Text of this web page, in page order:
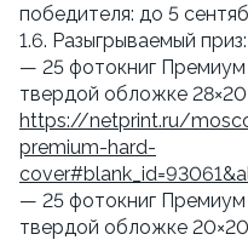
победителя: до 5
1.6. Разыгрываемый
— 25 фотокниг Премиум
твердой обложке
https://netprint.ru/
premium-hard-
— 25 фотокниг Премиум
твердой обложке